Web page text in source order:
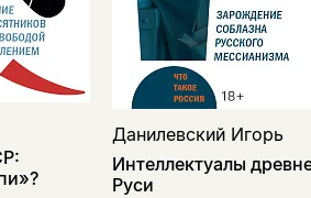
Данилевский Игорь
Интеллектуалы
Руси